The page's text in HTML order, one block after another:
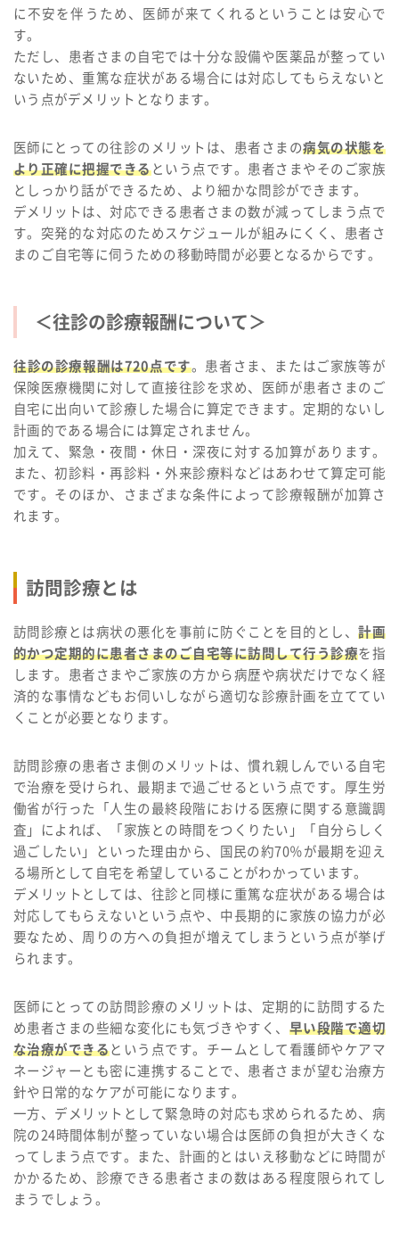
に不安を伴うため、医師が来てくれるということは安心で
す。
ただし、患者さまの自宅では十分な設備や医薬品が整ってい
ないため、重篤な症状がある場合には対応してもらえないと
いう点がデメリットとなります。
医師にとっての往診のメリットは、患者さまの病気の状態を
より正確に把握できるという点です。患者さまやそのご家族
としっかり話ができるため、より細かな問診ができます。
デメリットは、対応できる患者さまの数が減ってしまう点で
す。突発的な対応のためスケジュールが組みにくく、患者さ
まのご自宅等に伺うための移動時間が必要となるからです。
＜往診の診療報酬について＞
往診の診療報酬は720点です。患者さま、またはご家族等が
保険医療機関に対して直接往診を求め、医師が患者さまのご
自宅に出向いて診療した場合に算定できます。定期的ないし
計画的である場合には算定されません。
加えて、緊急・夜間・休日・深夜に対する加算があります。
また、初診料・再診料・外来診療料などはあわせて算定可能
です。そのほか、さまざまな条件によって診療報酬が加算さ
れます。
訪問診療とは
訪問診療とは病状の悪化を事前に防ぐことを目的とし、計画
的かつ定期的に患者さまのご自宅等に訪問して行う診療を指
します。患者さまやご家族の方から病歴や病状だけでなく経
済的な事情などもお伺いしながら適切な診療計画を立ててい
くことが必要となります。
訪問診療の患者さま側のメリットは、慣れ親しんでいる自宅
で治療を受けられ、最期まで過ごせるという点です。厚生労
働省が行った「人生の最終段階における医療に関する意識調
査」によれば、「家族との時間をつくりたい」「自分らしく
過ごしたい」といった理由から、国民の約70％が最期を迎え
る場所として自宅を希望していることがわかっています。
デメリットとしては、往診と同様に重篤な症状がある場合は
対応してもらえないという点や、中長期的に家族の協力が必
要なため、周りの方への負担が増えてしまうという点が挙げ
られます。
医師にとっての訪問診療のメリットは、定期的に訪問するた
め患者さまの些細な変化にも気づきやすく、 早い段階で適切
な治療ができるという点です。チームとして看護師やケアマ
ネージャーとも密に連携することで、患者さまが望む治療方
針や日常的なケアが可能になります。
一方、デメリットとして緊急時の対応も求められるため、病
院の24時間体制が整っていない場合は医師の負担が大きくな
ってしまう点です。また、計画的とはいえ移動などに時間が
かかるため、診療できる患者さまの数はある程度限られてし
まうでしょう。